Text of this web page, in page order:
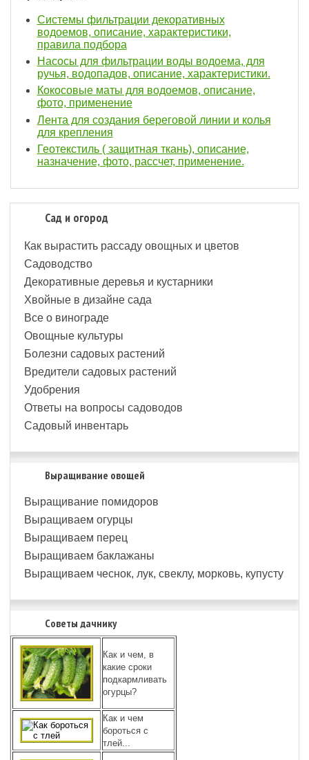
Системы фильтрации декоративных
водоемов, описание, характеристики,
правила подбора
Насосы для фильтрации воды водоема, для
ручья, водопадов, описание, характеристики.
Кокосовые маты для водоемов, описание,
фото, применение
Лента для создания береговой линии и колья
для крепления
Геотекстиль ( защитная ткань), описание,
назначение, фото, рассчет, применение.
Сад и огород
Как вырастить рассаду овощных и цветов
Садоводство
Декоративные деревья и кустарники
Хвойные в дизайне сада
Все о винограде
Овощные культуры
Болезни садовых растений
Вредители садовых растений
Удобрения
Ответы на вопросы садоводов
Садовый инвентарь
Выращивание овощей
Выращивание помидоров
Выращиваем огурцы
Выращиваем перец
Выращиваем баклажаны
Выращиваем чеснок, лук, свеклу, морковь, купусту
Советы дачнику
Как и чем, в
какие сроки
подкармливать
огурцы?
Как и чем
бороться с
тлей...